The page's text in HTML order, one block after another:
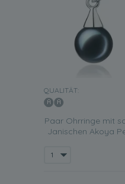
QUALITÄT:
Paar Ohrringe mit
Janischen Akoya